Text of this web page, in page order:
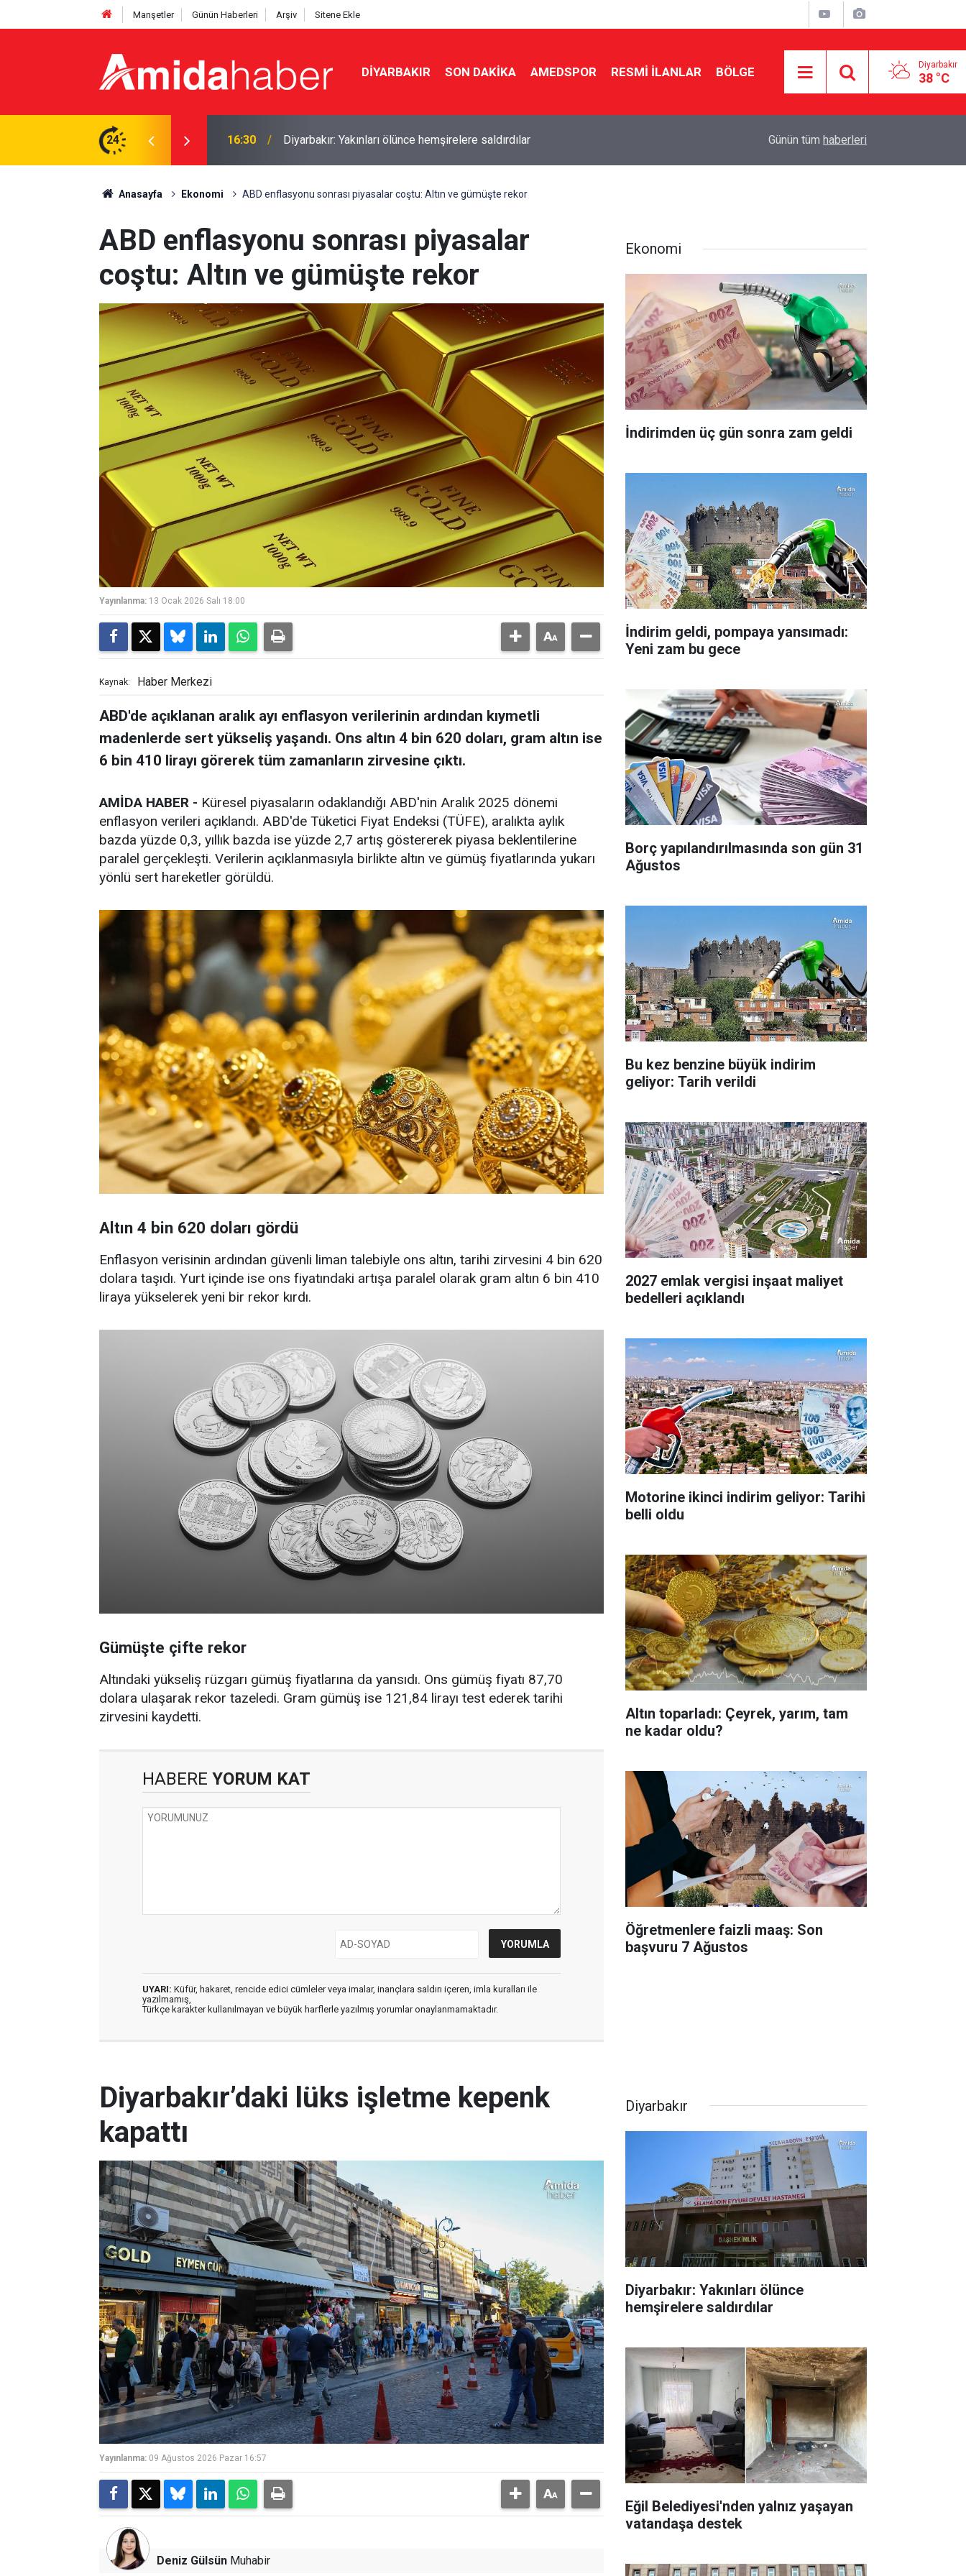
Manşetler Günün Haberleri Arşiv Sitene Ekle
DIYARBAKIR SON DAKIKA AMEDSPOR RESMI İLANLAR BÖLGE Diyarbakır
38 °C
24 15:58 Selahattin Demirtaş'tan 'çerçeve yasa' açıklaması Eğil Belediyesi'nden yalnız yaşayan vatandaşa
Günün tüm haberleri
Anasayfa Ekonomi ABD enflasyonu sonrası piyasalar coştu: Altın ve gümüşte rekor
ABD enflasyonu sonrası piyasalar
coştu: Altın ve gümüşte rekor
Yayınlanma: 13 Ocak 2026 Salı 18:00
Kaynak: Haber Merkezi
ABD'de açıklanan aralık ayı enflasyon verilerinin ardından kıymetli
madenlerde sert yükseliş yaşandı. Ons altın 4 bin 620 doları, gram altın ise
6 bin 410 lirayı görerek tüm zamanların zirvesine çıktı.
AMİDA HABER - Küresel piyasaların odaklandığı ABD'nin Aralık 2025 dönemi
enflasyon verileri açıklandı. ABD'de Tüketici Fiyat Endeksi (TÜFE), aralıkta aylık
bazda yüzde 0,3, yıllık bazda ise yüzde 2,7 artış göstererek piyasa beklentilerine
paralel gerçekleşti. Verilerin açıklanmasıyla birlikte altın ve gümüş fiyatlarında yukarı
yönlü sert hareketler görüldü.
Altın 4 bin 620 doları gördü
Enflasyon verisinin ardından güvenli liman talebiyle ons altın, tarihi zirvesini 4 bin 620
dolara taşıdı. Yurt içinde ise ons fiyatındaki artışa paralel olarak gram altın 6 bin 410
liraya yükselerek yeni bir rekor kırdı.
Gümüşte çifte rekor
Altındaki yükseliş rüzgarı gümüş fiyatlarına da yansıdı. Ons gümüş fiyatı 87,70
dolara ulaşarak rekor tazeledi. Gram gümüş ise 121,84 lirayı test ederek tarihi
zirvesini kaydetti.
HABERE YORUM KAT
UYARI: Küfür, hakaret, rencide edici cümleler veya imalar, inançlara saldırı içeren, imla kuralları ile
yazılmamış,
Türkçe karakter kullanılmayan ve büyük harflerle yazılmış yorumlar onaylanmamaktadır.
Ekonomi
İndirimden üç gün sonra zam geldi
İndirim geldi, pompaya yansımadı:
Yeni zam bu gece
Borç yapılandırılmasında son gün 31
Ağustos
Bu kez benzine büyük indirim
geliyor: Tarih verildi
2027 emlak vergisi inşaat maliyet
bedelleri açıklandı
Motorine ikinci indirim geliyor: Tarihi
belli oldu
Altın toparladı: Çeyrek, yarım, tam
ne kadar oldu?
Öğretmenlere faizli maaş: Son
başvuru 7 Ağustos
Diyarbakır’daki lüks işletme kepenk
kapattı
Yayınlanma: 09 Ağustos 2026 Pazar 16:57
Deniz Gülsün Muhabir
Diyarbakır
Diyarbakır: Yakınları ölünce
hemşirelere saldırdılar
Eğil Belediyesi'nden yalnız yaşayan
vatandaşa destek